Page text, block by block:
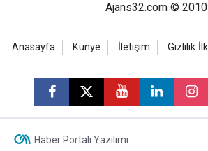
Ajans32.com © 2010
Anasayfa Künye İletişim Gizlilik
Haber Portalı Yazılımı